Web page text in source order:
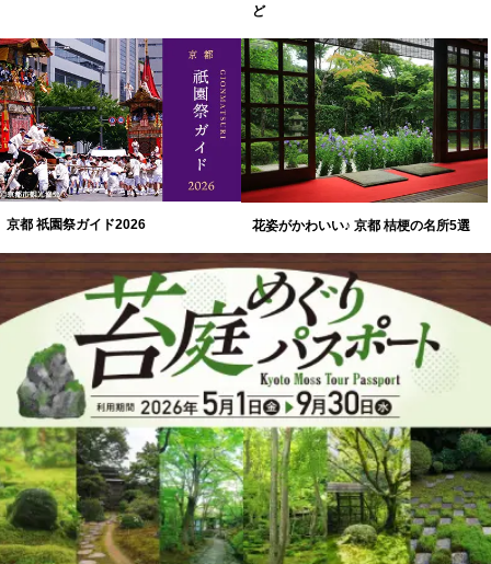
ど
京都 祇園祭ガイド2026 花姿がかわいい♪ 京都 桔梗の名所5選